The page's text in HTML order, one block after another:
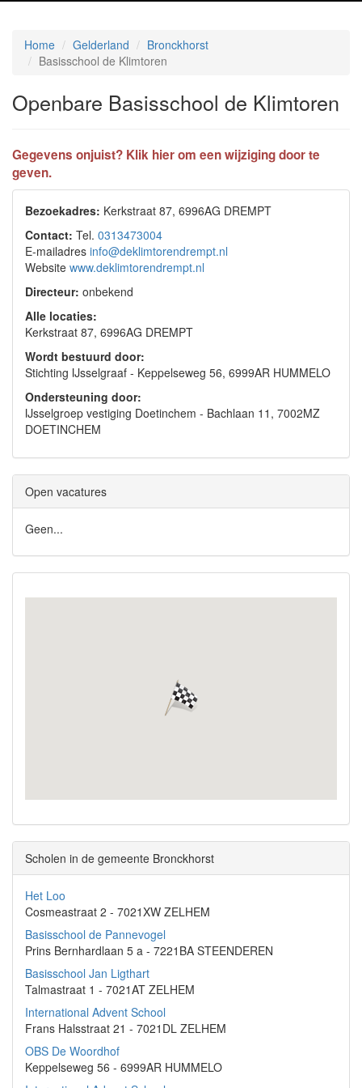
Home Gelderland
Bronckhorst
Basisschool de Klimtoren
Openbare Basisschool de Klimtoren
Gegevens onjuist? Klik hier om een wijziging door te
geven.
Bezoekadres: Kerkstraat 87, 6996AG DREMPT
Contact: Tel. 0313473004
E-mailadres info@deklimtorendrempt.nl
Website www.deklimtorendrempt.nl
Directeur: onbekend
Alle locaties:
Kerkstraat 87, 6996AG DREMPT
Wordt bestuurd door:
Stichting IJsselgraaf - Keppelseweg 56, 6999AR HUMMELO
Ondersteuning door:
IJsselgroep vestiging Doetinchem - Bachlaan 11, 7002MZ
DOETINCHEM
Open vacatures
Geen...
Scholen in de gemeente Bronckhorst
Het Loo
Cosmeastraat 2 - 7021XW ZELHEM
Basisschool de Pannevogel
Prins Bernhardlaan 5 a - 7221BA STEENDEREN
Basisschool Jan Ligthart
Talmastraat 1 - 7021AT ZELHEM
International Advent School
Frans Halsstraat 21 - 7021DL ZELHEM
OBS De Woordhof
Keppelseweg 56 - 6999AR HUMMELO